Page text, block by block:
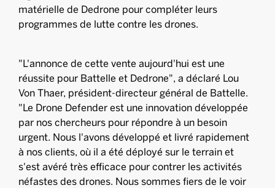
matérielle de Dedrone pour compléter leurs
programmes de lutte contre les drones.
"L'annonce de cette vente aujourd'hui est une
réussite pour Battelle et Dedrone", a déclaré Lou
Von Thaer, président-directeur général de Battelle.
"Le Drone Defender est une innovation développée
par nos chercheurs pour répondre à un besoin
urgent. Nous l'avons développé et livré rapidement
à nos clients, où il a été déployé sur le terrain et
s'est avéré très efficace pour contrer les activités
néfastes des drones. Nous sommes fiers de le voir